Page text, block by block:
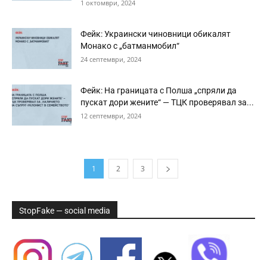
1 октомври, 2024
Фейк: Украински чиновници обикалят
Монако с „батманмобил“
24 септември, 2024
Фейк: На границата с Полша „спряли да
пускат дори жените“ — TЦК проверявал за...
12 септември, 2024
1 2 3
StopFake — social media